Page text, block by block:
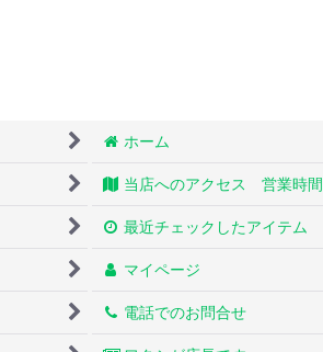
ホーム
当店へのアクセス 営業時間
最近チェックしたアイテム
マイページ
電話でのお問合せ